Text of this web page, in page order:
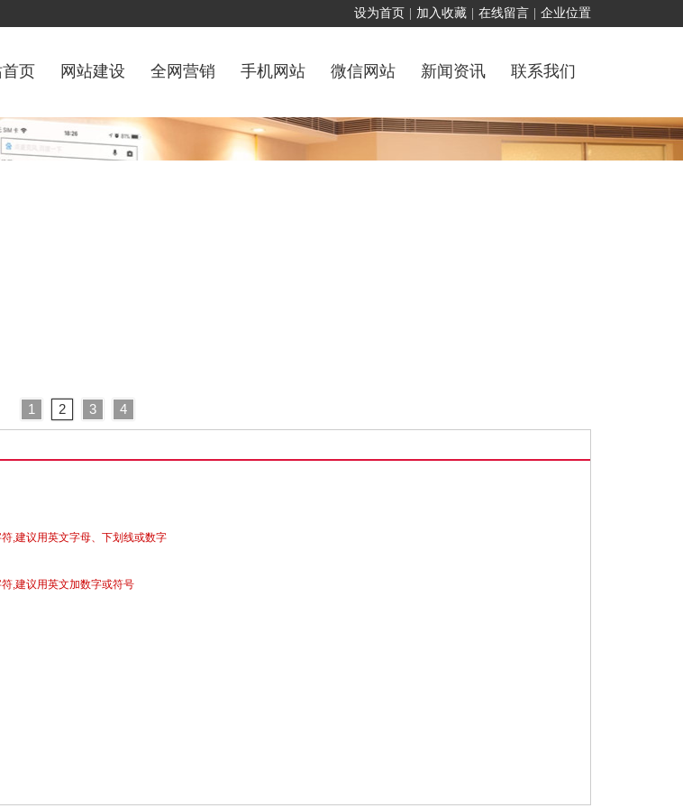
首页 网站建设 全网营销 手机网站 微信网站 新闻资讯 联系我们
设为首页 加入收藏 在线留言 企业位置
1 2 3 4
,建议用英文字母、下划线或数字
,建议用英文加数字或符号